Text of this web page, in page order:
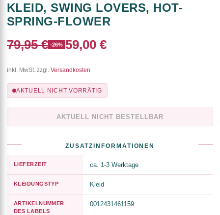
KLEID, SWING LOVERS, HOT-
SPRING-FLOWER
79,95 € -26% 59,00 €
inkl. MwSt. zzgl. Versandkosten
AKTUELL NICHT VORRÄTIG
AKTUELL NICHT BESTELLBAR
ZUSATZINFORMATIONEN
LIEFERZEIT ca. 1-3 Werktage
KLEIDUNGSTYP Kleid
ARTIKELNUMMER
DES LABELS
0012431461159